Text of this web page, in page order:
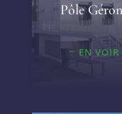
Pôle
EN VOIR